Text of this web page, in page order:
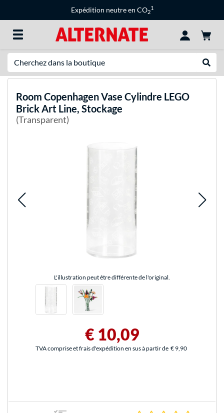
Expédition neutre en CO2
1
Room CopenhagenVase Cylindre LEGO
Brick Art Line, Stockage
(Transparent)
L'illustration peut être différente de l'original.
€ 10,09
TVA comprise et frais d'expédition en sus à partir de € 9,90